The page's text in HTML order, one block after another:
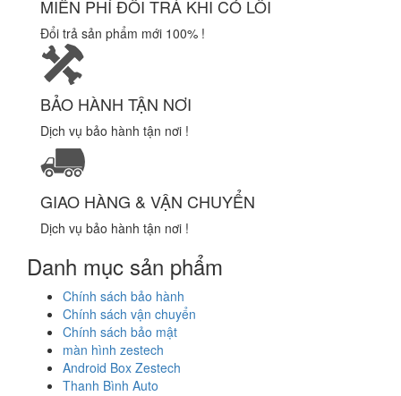
MIỄN PHÍ ĐỔI TRẢ KHI CÓ LỖI
Đổi trả sản phẩm mới 100% !
BẢO HÀNH TẬN NƠI
Dịch vụ bảo hành tận nơi !
GIAO HÀNG & VẬN CHUYỂN
Dịch vụ bảo hành tận nơi !
Danh mục sản phẩm
Chính sách bảo hành
Chính sách vận chuyển
Chính sách bảo mật
màn hình zestech
Android Box Zestech
Thanh Bình Auto